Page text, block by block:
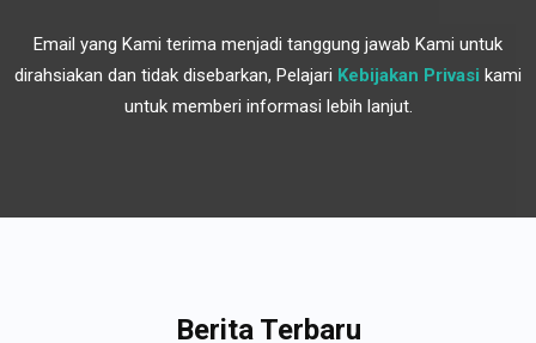
Email yang Kami terima menjadi tanggung jawab Kami untuk
dirahsiakan dan tidak disebarkan, Pelajari Kebijakan Privasi kami
untuk memberi informasi lebih lanjut.
Berita Terbaru